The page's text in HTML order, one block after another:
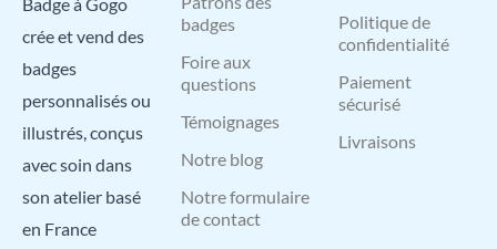
crée et vend des
badges
personnalisés ou
illustrés, conçus
avec soin dans
son atelier basé
en France
badges
Foire aux
questions
Témoignages
Notre blog
Notre formulaire
de contact
Politique de
confidentialité
Paiement
sécurisé
Livraisons